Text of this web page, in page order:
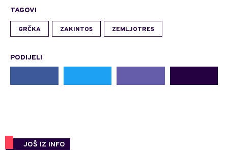
TAGOVI
GRČKA ZAKINTOS ZEMLJOTRES
PODIJELI
JOŠ IZ INFO